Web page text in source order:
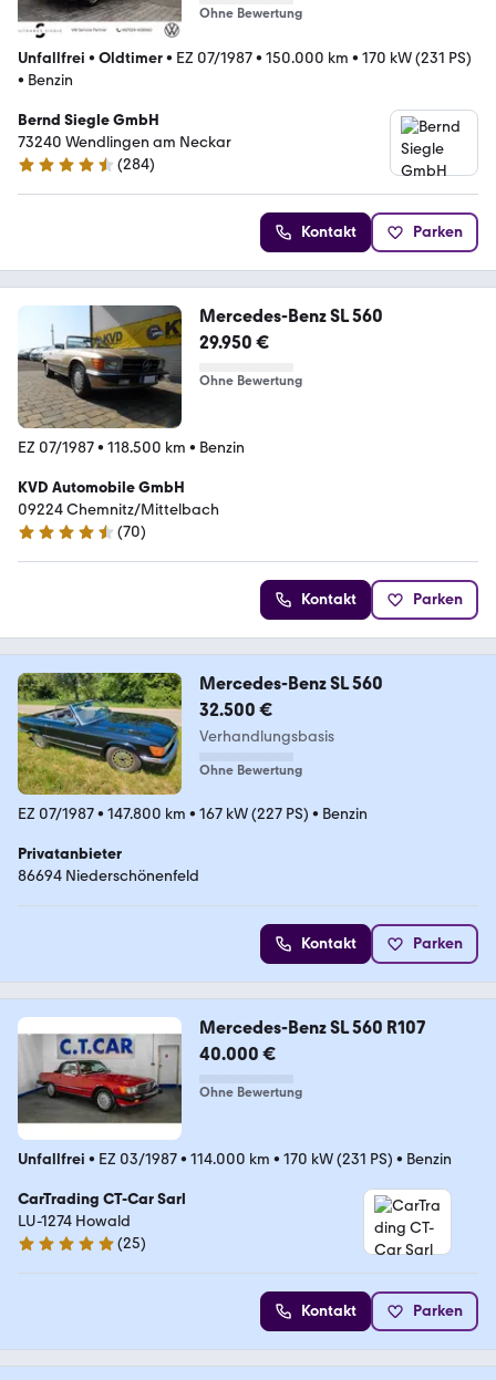
Ohne Bewertung
Unfallfrei • Oldtimer• EZ 07/1987• 150.000 km • 170 kW (231 PS)
• Benzin
Bernd Siegle GmbH
73240 Wendlingen am Neckar
4.3 Sterne
(284)
Kontakt Parken
Mercedes-Benz SL 560
29.950 €
Ohne Bewertung
EZ 07/1987• 118.500 km • Benzin
KVD Automobile GmbH
09224 Chemnitz/Mittelbach
4.5 Sterne
(70)
Kontakt Parken
Mercedes-Benz SL 560
32.500 €
Verhandlungsbasis
Ohne Bewertung
EZ 07/1987• 147.800 km • 167 kW (227 PS) • Benzin
Privatanbieter
86694 Niederschönenfeld
Kontakt Parken
Mercedes-Benz SL 560 R107
40.000 €
Ohne Bewertung
Unfallfrei • EZ 03/1987• 114.000 km • 170 kW (231 PS) • Benzin
CarTrading CT-Car Sarl
LU-1274 Howald
5 Sterne
(25)
Kontakt Parken